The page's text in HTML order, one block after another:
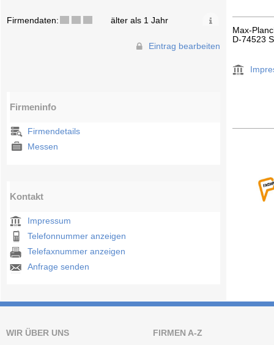
Firmendaten: älter als 1 Jahr
Eintrag bearbeiten
Firmeninfo
Firmendetails
Messen
Kontakt
Impressum
Telefonnummer anzeigen
Telefaxnummer anzeigen
Anfrage senden
Max-
D-74523
WIR ÜBER UNS FIRMEN A-Z